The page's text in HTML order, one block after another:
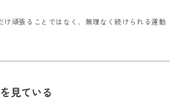
け頑張ることではなく、無理なく続けられる運動
見ている